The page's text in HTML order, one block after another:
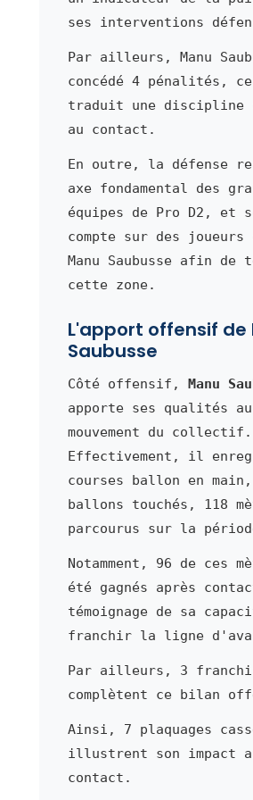
ses interventions
Par ailleurs, Manu
concédé 4 pénalités,
traduit une discipline
au contact.
En outre, la défense
axe fondamental des
équipes de Pro D2, et
compte sur des joueurs
Manu Saubusse afin de
cette zone.
L'apport offensif de
Saubusse
Côté offensif, Manu
apporte ses qualités
mouvement du collectif.
Effectivement, il
courses ballon en
ballons touchés, 118
parcourus sur la
Notamment, 96 de ces
été gagnés après
témoignage de sa
franchir la ligne
Par ailleurs, 3
complètent ce bilan
Ainsi, 7 plaquages
illustrent son impact
contact.